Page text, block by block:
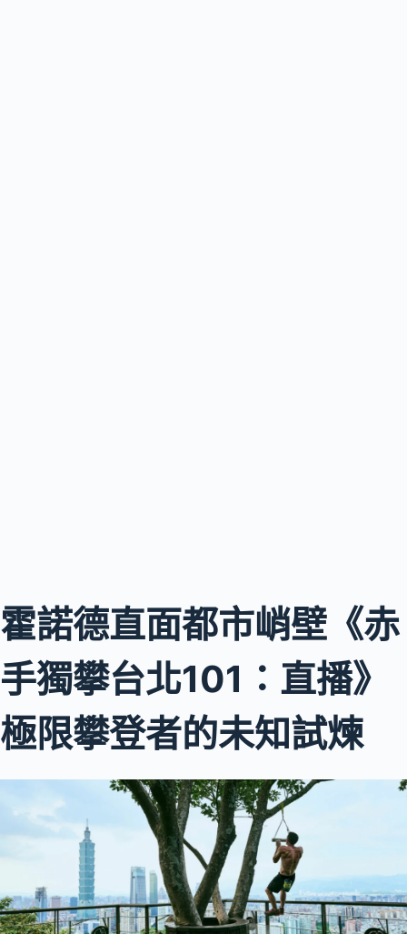
霍諾德直面都市峭壁《赤
手獨攀台北101：直播》
極限攀登者的未知試煉